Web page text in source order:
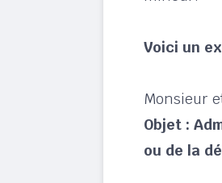
Voici un
Monsieur
Objet :
ou de la